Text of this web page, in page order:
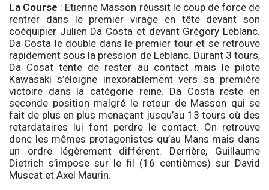
La Course : Etienne Masson réussit le coup de force de
rentrer dans le premier virage en tête devant son
coéquipier Julien Da Costa et devant Grégory Leblanc.
Da Costa le double dans le premier tour et se retrouve
rapidement sous la pression de Leblanc. Durant 3 tours,
Da Cosat tente de rester au contact mais le pilote
Kawasaki s’éloigne inexorablement vers sa première
victoire dans la catégorie reine. Da Costa reste en
seconde position malgré le retour de Masson qui se
fait de plus en plus menaçant jusqu’au 13 tours où des
retardataires lui font perdre le contact. On retrouve
donc les mêmes protagonistes qu’au Mans mais dans
un ordre légèrement différent. Derrière, Guillaume
Dietrich s’impose sur le fil (16 centièmes) sur David
Muscat et Axel Maurin.